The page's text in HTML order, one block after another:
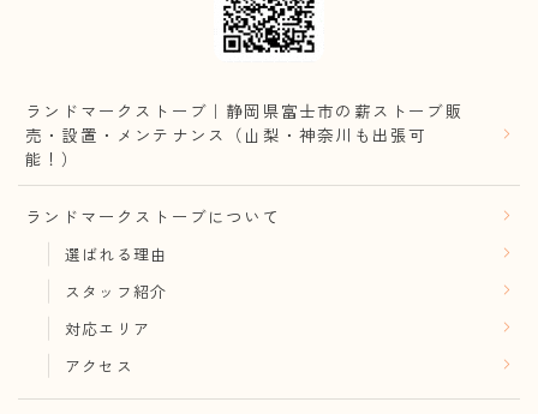
ランドマークストーブ｜静岡県富士市の薪ストーブ販
売・設置・メンテナンス（山梨・神奈川も出張可
能！）
ランドマークストーブについて
選ばれる理由
スタッフ紹介
対応エリア
アクセス